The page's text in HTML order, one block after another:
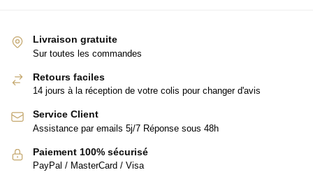
Livraison gratuite
Sur toutes les commandes
Retours faciles
14 jours à la réception de votre colis pour changer d'avis
Service Client
Assistance par emails 5j/7 Réponse sous 48h
Paiement 100% sécurisé
PayPal / MasterCard / Visa